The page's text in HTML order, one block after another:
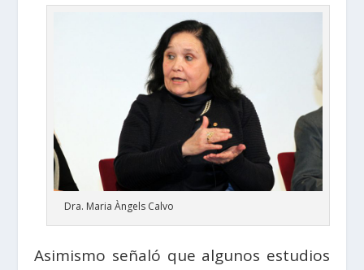
Dra. Maria Àngels Calvo
Asimismo señaló que algunos estudios